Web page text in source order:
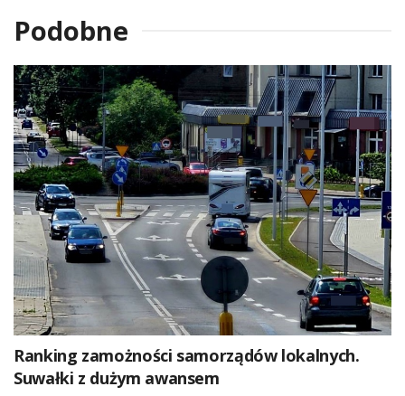
Podobne
Ranking zamożności samorządów lokalnych.
Suwałki z dużym awansem